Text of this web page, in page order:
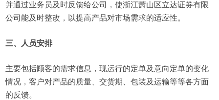
并通过业务员及时反馈给公司，使浙江萧山区立达证券有限
公司能及时整改，以提高产品对市场需求的适应性。
三、人员安排
主要包括顾客的需求信息，现运行的定单及意向定单的变化
情况，客户对产品的质量、交货期、包装及运输等等各方面
的反馈。